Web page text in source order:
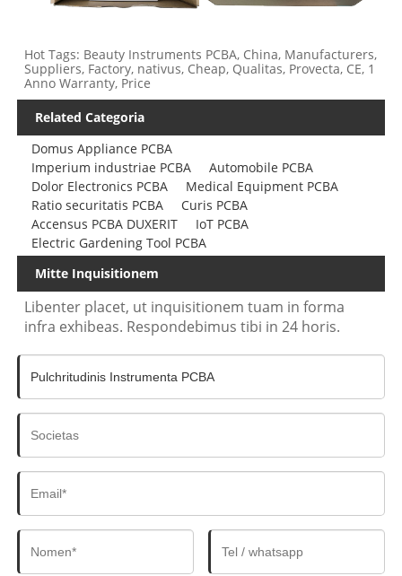
Hot Tags: Beauty Instruments PCBA, China, Manufacturers,
Suppliers, Factory, nativus, Cheap, Qualitas, Provecta, CE, 1
Anno Warranty, Price
Related Categoria
Domus Appliance PCBA
Imperium industriae PCBA
Automobile PCBA
Dolor Electronics PCBA
Medical Equipment PCBA
Ratio securitatis PCBA
Curis PCBA
Accensus PCBA DUXERIT
IoT PCBA
Electric Gardening Tool PCBA
Mitte Inquisitionem
Libenter placet, ut inquisitionem tuam in forma
infra exhibeas. Respondebimus tibi in 24 horis.